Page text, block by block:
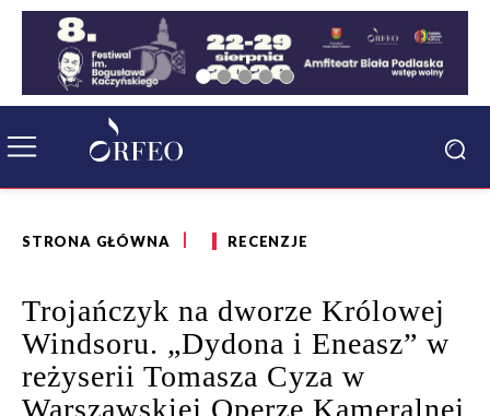
STRONA GŁÓWNA RECENZJE
Trojańczyk na dworze Królowej
Windsoru. „Dydona i Eneasz” w
reżyserii Tomasza Cyza w
Warszawskiej Operze Kameralnej